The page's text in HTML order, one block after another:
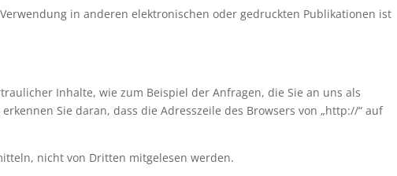
in anderen elektronischen oder gedruckten Publikationen ist
Inhalte, wie zum Beispiel der Anfragen, die Sie an uns als
Sie daran, dass die Adresszeile des Browsers von „http://“ auf
nicht von Dritten mitgelesen werden.